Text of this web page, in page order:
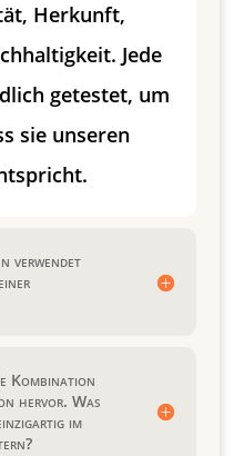
Herkunft,
Jede
getestet, um
sie unseren
verwendet
Kombination
hervor. Was
im